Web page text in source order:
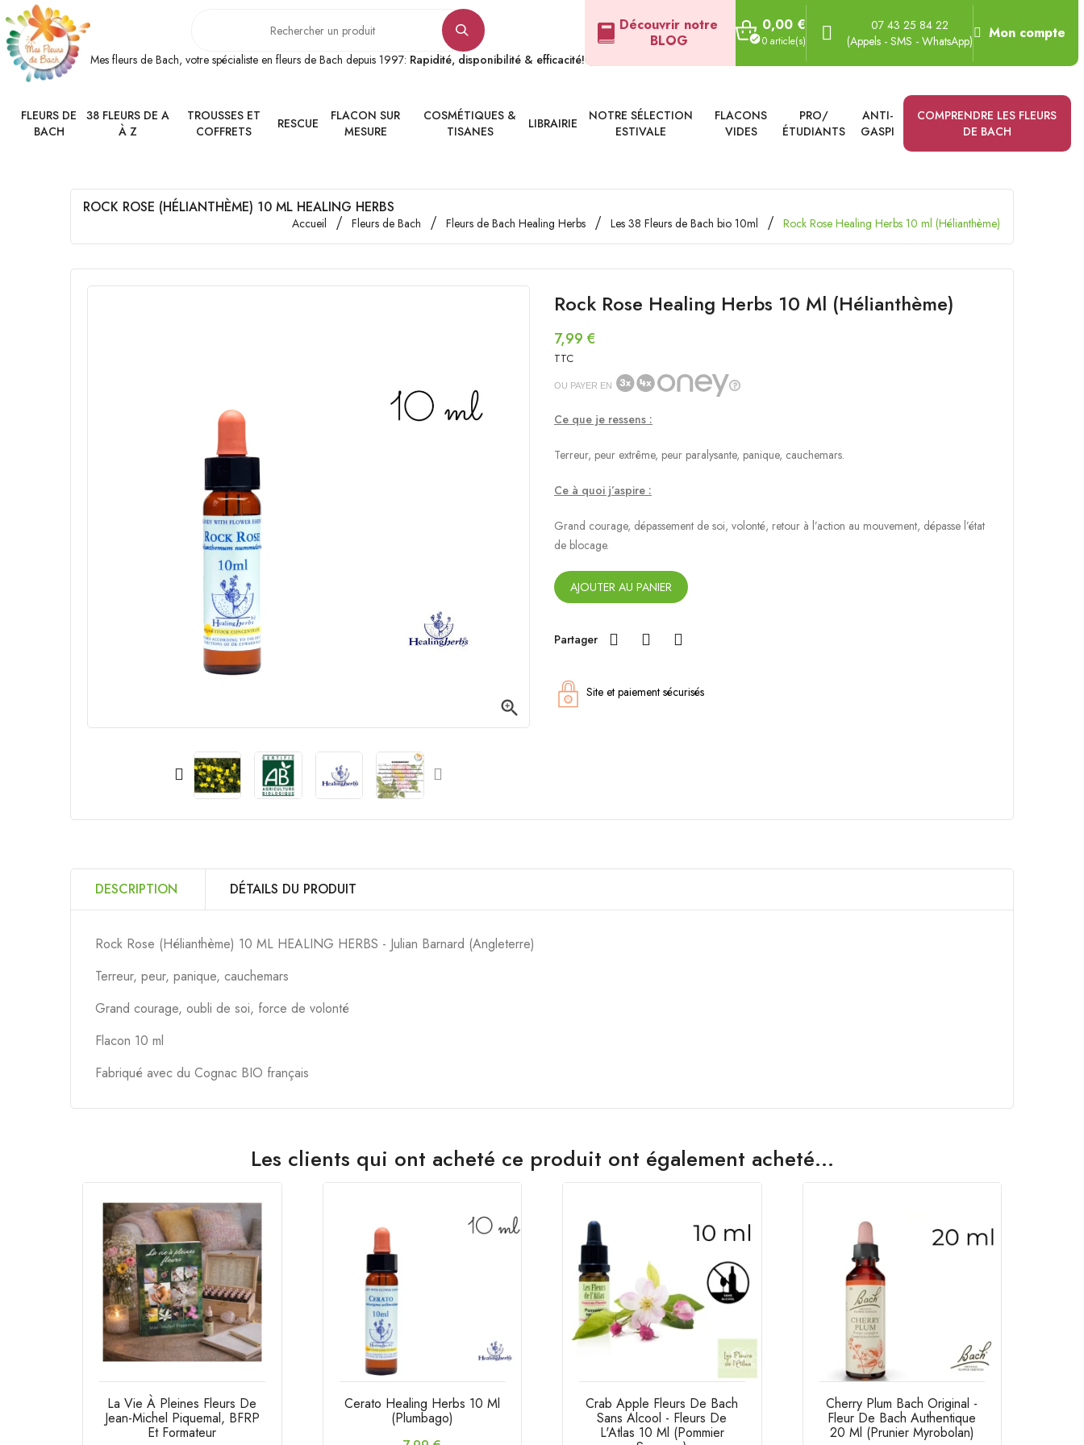
Mes fleurs de Bach, votre spécialiste en fleurs de Bach depuis 1997: Rapidité, disponibilité & efficacité!
Découvrir notre
BLOG
0,00 €
0 article(s)
07 43 25 84 22
(Appels - SMS - WhatsApp)
Mon compte
FLEURS DE
BACH
38 FLEURS DE A
À Z
TROUSSES ET
COFFRETS
RESCUE
FLACON SUR
MESURE
COSMÉTIQUES &
TISANES
LIBRAIRIE
NOTRE SÉLECTION
ESTIVALE
FLACONS
VIDES
PRO/
ÉTUDIANTS
ANTI-
GASPI
COMPRENDRE LES FLEURS
DE BACH
ROCK ROSE (HÉLIANTHÈME) 10 ML HEALING HERBS
Accueil Fleurs de Bach Fleurs de Bach Healing Herbs Les 38 Fleurs de Bach bio 10ml Rock Rose Healing Herbs 10 ml (Hélianthème)

Rock Rose Healing Herbs 10 Ml (Hélianthème)
7,99 €
TTC
OU PAYER EN
Ce que je ressens :
Terreur, peur extrême, peur paralysante, panique, cauchemars.
Ce à quoi j’aspire :
Grand courage, dépassement de soi, volonté, retour à l’action au mouvement, dépasse l’état
de blocage.
AJOUTER AU PANIER
Partager
Site et paiement sécurisés
DESCRIPTION DÉTAILS DU PRODUIT
Rock Rose (Hélianthème) 10 ML HEALING HERBS - Julian Barnard (Angleterre)
Terreur, peur, panique, cauchemars
Grand courage, oubli de soi, force de volonté
Flacon 10 ml
Fabriqué avec du Cognac BIO français
Les clients qui ont acheté ce produit ont également acheté...
La Vie À Pleines Fleurs De
Jean-Michel Piquemal, BFRP
Et Formateur
Cerato Healing Herbs 10 Ml
(Plumbago)
Crab Apple Fleurs De Bach
Sans Alcool - Fleurs De
L'Atlas 10 Ml (Pommier
Cherry Plum Bach Original -
Fleur De Bach Authentique
20 Ml (Prunier Myrobolan)